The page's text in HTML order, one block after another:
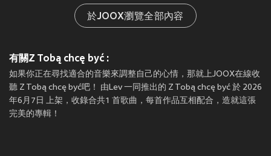
於JOOX瀏覽全部內容
有關Z Tobą chcę być :
如果你正在尋找適合的音樂來調整自己的心情，那就上JOOX在線收
聽 Z Tobą chcę być吧！ 由Lev 一同推出的 Z Tobą chcę być 於 2026
年6月7日 上架，收錄合共1 首歌曲，每首作品互相配合，造就這張
完美的專輯！